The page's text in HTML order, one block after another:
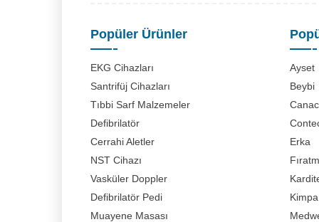
Popüler Ürünler
EKG Cihazları
Santrifüj Cihazları
Tıbbi Sarf Malzemeler
Defibrilatör
Cerrahi Aletler
NST Cihazı
Vasküler Doppler
Defibrilatör Pedi
Muayene Masası
Ayset
Beybi
Erka
Kimpa